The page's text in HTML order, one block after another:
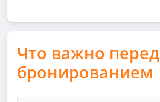
Что важно перед
бронированием